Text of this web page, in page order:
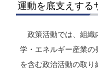
運動を底支えする
政策活動では、組織
学・エネルギー産業
を含む政治活動の取